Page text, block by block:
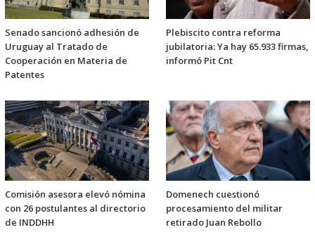
Senado sancionó adhesión de
Uruguay al Tratado de
Cooperación en Materia de
Patentes
Plebiscito contra reforma
jubilatoria: Ya hay 65.933 firmas,
informó Pit Cnt
Comisión asesora elevó nómina
con 26 postulantes al directorio
de INDDHH
Domenech cuestionó
procesamiento del militar
retirado Juan Rebollo